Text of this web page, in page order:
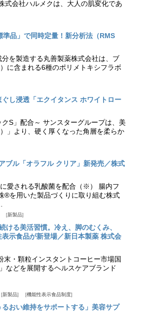
会社ハルメクは、大人の肌変化であ
品」で同時定量！新分析法（RMS
を製造する丸善製薬株式会社は、ブ
に含まれる6種のポリメトキシフラボ
し浸透「エクイタンス ホワイトロー
S」配合～ サンスターグループは、美
」より、硬く厚くなった角層を柔らか
ブル「オラフル クリア」新発売／株式
愛される乳酸菌を配合（※） 腸内フ
®を用いた製品づくりに取り組む株式
新製品
る美活習慣。冷え、脚のむくみ、
示食品が新登場／新日本製薬 株式会
・顆粒インスタントコーヒー市場国
などを展開するヘルスケアブランド
新製品 機能性表示食品制度
おい維持をサポートする」美容サプ